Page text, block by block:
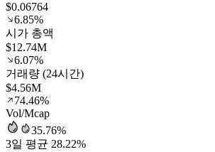
$0.06764
6.85%
시가 총액
$12.74M
6.07%
거래량 (24시간)
$4.56M
74.46%
Vol/Mcap
35.76%
3일 평균 28.22%